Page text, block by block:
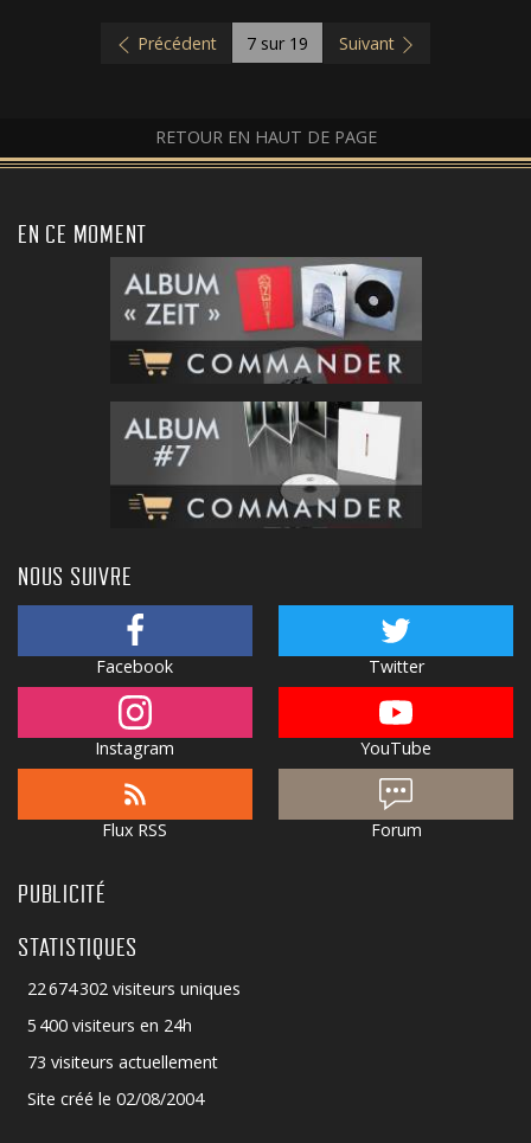
Précédent 7 sur 19 Suivant
RETOUR EN HAUT DE PAGE
EN CE MOMENT
NOUS SUIVRE
Facebook Twitter
Instagram YouTube
Flux RSS Forum
PUBLICITÉ
STATISTIQUES
22 674 302 visiteurs uniques
5 400 visiteurs en 24h
73 visiteurs actuellement
Site créé le 02/08/2004